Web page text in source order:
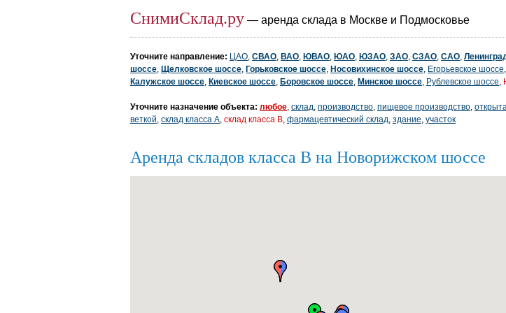
СнимиСклад.ру — аренда склада в Москве и Подмосковье
Уточните направление: ЦАО, СВАО, ВАО, ЮВАО, ЮАО, ЮЗАО, ЗАО, СЗАО, САО,
шоссе, Щелковское шоссе, Горьковское шоссе, Носовихинское шоссе, Егорьевское шоссе,
Калужское шоссе, Киевское шоссе, Боровское шоссе, Минское шоссе, Рублевское шоссе,
Уточните назначение объекта: любое, склад, производство, пищевое производство,
веткой, склад класса A, склад класса B, фармацевтический склад, здание, участок
Аренда складов класса B на Новорижском шоссе